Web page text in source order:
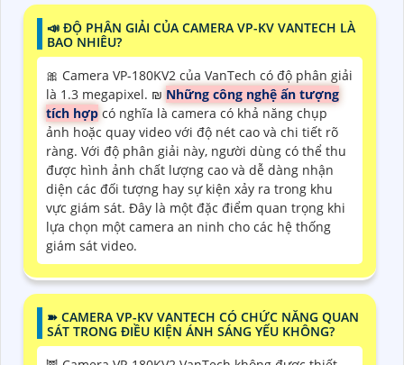
📣 ĐỘ PHÂN GIẢI CỦA CAMERA VP-KV VANTECH LÀ
BAO NHIÊU?
🎀 Camera VP-180KV2 của VanTech có độ phân giải
là 1.3 megapixel. ₪ Những công nghệ ấn tượng
tích hợp có nghĩa là camera có khả năng chụp
ảnh hoặc quay video với độ nét cao và chi tiết rõ
ràng. Với độ phân giải này, người dùng có thể thu
được hình ảnh chất lượng cao và dễ dàng nhận
diện các đối tượng hay sự kiện xảy ra trong khu
vực giám sát. Đây là một đặc điểm quan trọng khi
lựa chọn một camera an ninh cho các hệ thống
giám sát video.
➽ CAMERA VP-KV VANTECH CÓ CHỨC NĂNG QUAN
SÁT TRONG ĐIỀU KIỆN ÁNH SÁNG YẾU KHÔNG?